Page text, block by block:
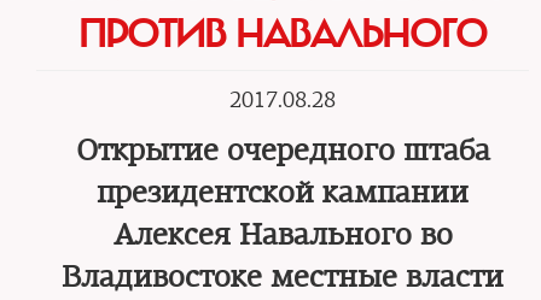
ПРОТИВ НАВАЛЬНОГО
2017.08.28
Открытие очередного штаба
президентской кампании
Алексея Навального во
Владивостоке местные власти